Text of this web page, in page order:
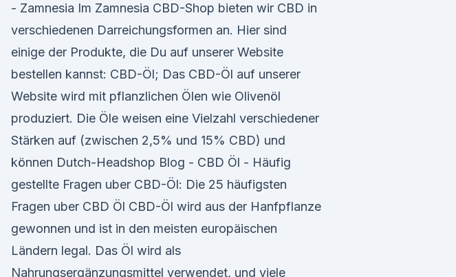
- Zamnesia Im Zamnesia CBD-Shop bieten wir CBD in
verschiedenen Darreichungsformen an. Hier sind
einige der Produkte, die Du auf unserer Website
bestellen kannst: CBD-Öl; Das CBD-Öl auf unserer
Website wird mit pflanzlichen Ölen wie Olivenöl
produziert. Die Öle weisen eine Vielzahl verschiedener
Stärken auf (zwischen 2,5% und 15% CBD) und
können Dutch-Headshop Blog - CBD Öl - Häufig
gestellte Fragen uber CBD-Öl: Die 25 häufigsten
Fragen uber CBD Öl CBD-Öl wird aus der Hanfpflanze
gewonnen und ist in den meisten europäischen
Ländern legal. Das Öl wird als
Nahrungsergänzungsmittel verwendet, und viele